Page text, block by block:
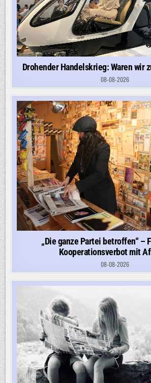
Drohender Handelskrieg: Waren wir
08-08-2026
„Die ganze Partei betroffen“ –
Kooperationsverbot mit
08-08-2026